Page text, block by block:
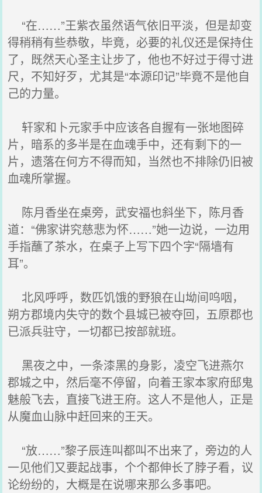
“在……”王紫衣虽然语气依旧平淡，但是却变
得稍稍有些恭敬，毕竟，必要的礼仪还是保持住
了，既然天心圣主让步了，他也不好过于得寸进
尺，不知好歹，尤其是“本源印记”毕竟不是他自
己的力量。
轩家和卜元家手中应该各自握有一张地图碎
片，暗系的多半是在血魂手中，还有剩下的一
片，遗落在何方不得而知，当然也不排除仍旧被
血魂所掌握。
陈月香坐在桌旁，武安福也斜坐下，陈月香
道：“佛家讲究慈悲为怀……”她一边说，一边用
手指蘸了茶水，在桌子上写下四个字“隔墙有
耳”。
北风呼呼，数匹饥饿的野狼在山坳间呜咽，
朔方郡境内失守的数个县城已被夺回，五原郡也
已派兵驻守，一切都已按部就班。
黑夜之中，一条漆黑的身影，凌空飞进燕尔
郡城之中，然后毫不停留，向着王家本家府邸鬼
魅般飞去，直接飞进王府。这人不是他人，正是
从魔血山脉中赶回来的王天。
“放……”黎子辰连叫都叫不出来了，旁边的人
一见他们又要起战事，个个都伸长了脖子看，议
论纷纷的，大概是在说哪来那么多事吧。